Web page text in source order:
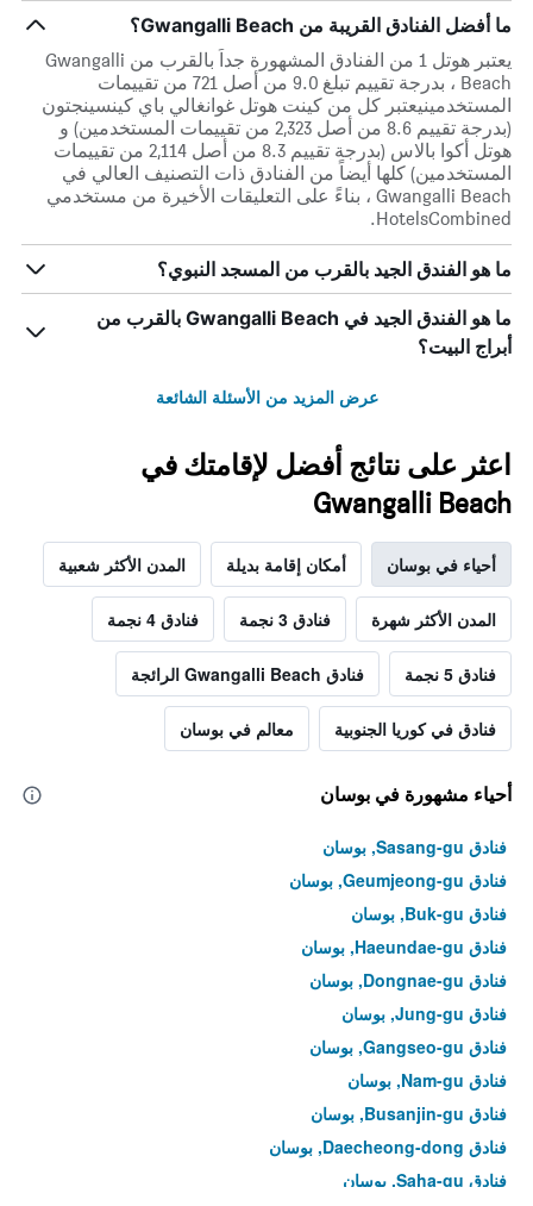
ما أفضل الفنادق القريبة من Gwangalli Beach؟
يعتبر هوتل 1 من الفنادق المشهورة جداً بالقرب من Gwangalli
Beach ، بدرجة تقييم تبلغ 9.0 من أصل 721 من تقييمات
المستخدمينيعتبر كل من كينت هوتل غوانغالي باي كينسينجتون
(بدرجة تقييم 8.6 من أصل 2,323 من تقييمات المستخدمين) و
هوتل أكوا بالاس (بدرجة تقييم 8.3 من أصل 2,114 من تقييمات
المستخدمين) كلها أيضاً من الفنادق ذات التصنيف العالي في
Gwangalli Beach ، بناءً على التعليقات الأخيرة من مستخدمي
HotelsCombined.
ما هو الفندق الجيد بالقرب من المسجد النبوي؟
ما هو الفندق الجيد في Gwangalli Beach بالقرب من
أبراج البيت؟
عرض المزيد من الأسئلة الشائعة
اعثر على نتائج أفضل لإقامتك في
Gwangalli Beach
أحياء في بوسان أمكان إقامة بديلة المدن الأكثر شعبية
المدن الأكثر شهرة فنادق 3 نجمة فنادق 4 نجمة
فنادق 5 نجمة فنادق Gwangalli Beach الرائجة
فنادق في كوريا الجنوبية معالم في بوسان
أحياء مشهورة في بوسان
فنادق Sasang-gu, بوسان
فنادق Geumjeong-gu, بوسان
فنادق Buk-gu, بوسان
فنادق Haeundae-gu, بوسان
فنادق Dongnae-gu, بوسان
فنادق Jung-gu, بوسان
فنادق Gangseo-gu, بوسان
فنادق Nam-gu, بوسان
فنادق Busanjin-gu, بوسان
فنادق Daecheong-dong, بوسان
فنادق Saha-gu, بوسان